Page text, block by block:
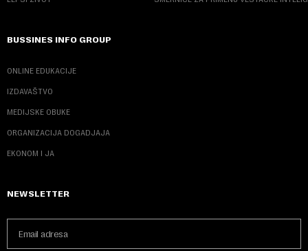
BUSSINES INFO GROUP
ONLINE EDUKACIJE
IZDAVAŠTVO
MEDIJSKE OBUKE
ORGANIZACIJA DOGADJAJA
EKONOM I JA
NEWSLETTER